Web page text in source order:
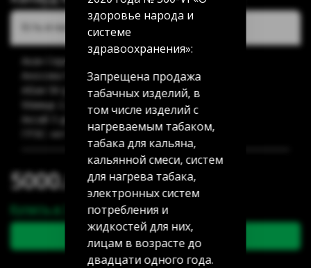
5000.00 тг
Купить в 1 клик
В корзину
Есть в наличии:
Акан Серы 20/5: нет в наличии
Аносова 91: нет в наличии
Абая 58 (уг Манаса): нет в наличии
Мамыр 2 дом 3: нет в наличии
Аксай 3 дом 7: нет в наличии
ГРЭС: нет в наличии
здоровье народа и
системе
здравоохранения»:
Запрещена продажа
табачных изделий, в
том числе изделий с
нагреваемым табаком,
табака для кальяна,
кальянной смеси, систем
для нагрева табака,
электронных систем
потребления и
жидкостей для них,
лицам в возрасте до
двадцати одного года.